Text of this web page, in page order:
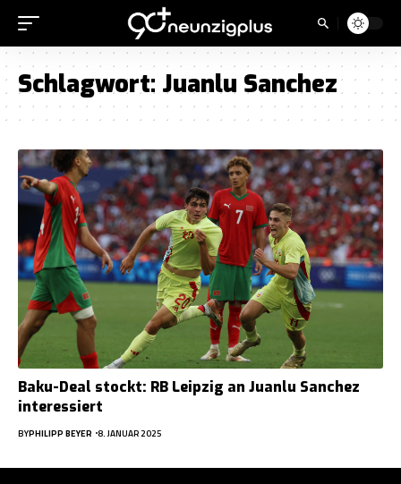
Schlagwort: Juanlu Sanchez
Baku-Deal stockt: RB Leipzig an Juanlu Sanchez
interessiert
BYPHILIPP BEYER 8. JANUAR 2025